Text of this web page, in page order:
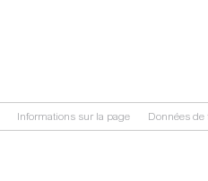
Informations sur la page Données de